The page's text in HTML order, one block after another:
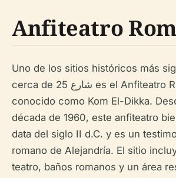
Anfiteatro
Uno de los sitios históricos más
cerca de شارع 25 es el Anfiteatro Romano, también
conocido como Kom El-Dikka.
década de 1960, este anfiteatro
data del siglo II d.C. y es un
romano de Alejandría. El sitio
teatro, baños romanos y un área